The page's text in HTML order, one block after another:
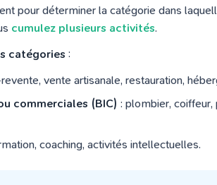
pour déterminer la catégorie dans
cumulez plusieurs activités.
catégories :
vente artisanale, restauration,
commerciales (BIC) : plombier, coiffeur,
coaching, activités intellectuelles.